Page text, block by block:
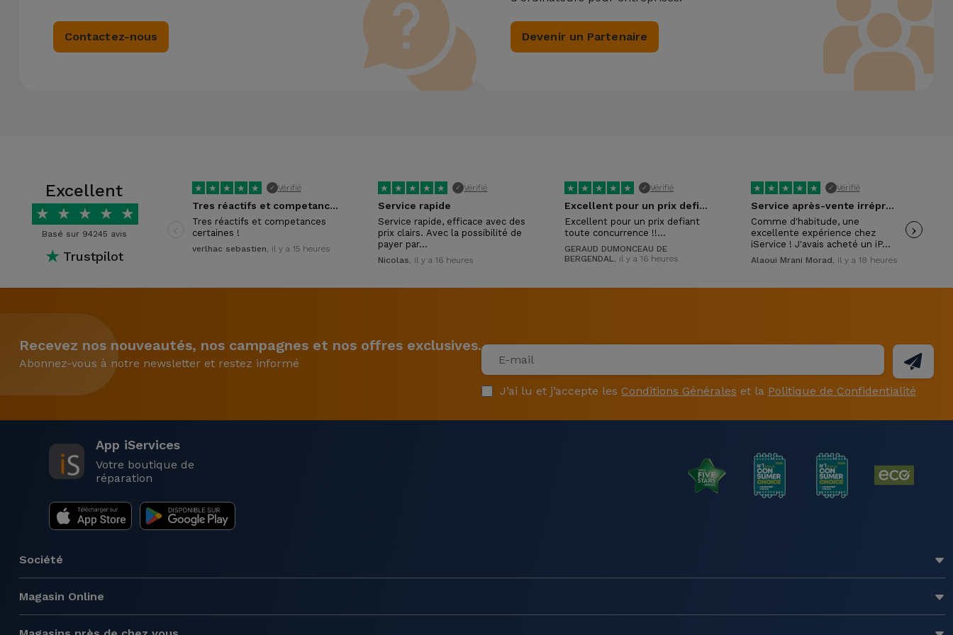
Contactez-nous Devenir un Partenaire
Excellent
★ ★ ★ ★ ★
Basé sur 94245 avis
★ Trustpilot
★ ★ ★ ★ ★ ✓ Vérifié
Tres réactifs et competances certaines !
Tres réactifs et competances
certaines !
verlhac sebastien, il y a 15 heures
★ ★ ★ ★ ★ ✓ Vérifié
Service rapide
Service rapide, efficace avec des
prix clairs. Avec la possibilité de
payer par…
Nicolas, il y a 16 heures
★ ★ ★ ★ ★ ✓ Vérifié
Excellent pour un prix defiant toute…
Excellent pour un prix defiant
toute concurrence !!…
GERAUD DUMONCEAU DE
BERGENDAL, il y a 16 heures
★ ★ ★ ★ ★ ✓ Vérifié
Service après-vente irréprochable !
Comme d'habitude, une
excellente expérience chez
iService ! J'avais acheté un iP…
Alaoui Mrani Morad, il y a 18 heures
›
Recevez nos nouveautés, nos campagnes et nos offres exclusives.
Abonnez-vous à notre newsletter et restez informé
J’ai lu et j’accepte les Conditions Générales et la Politique de Confidentialité
App iServices
Votre boutique de
réparation
Société
Magasin Online